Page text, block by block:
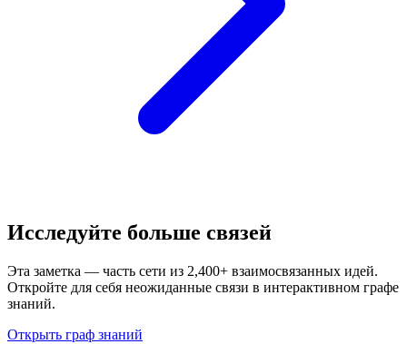
Исследуйте больше связей
Эта заметка — часть сети из 2,400+ взаимосвязанных идей.
Откройте для себя неожиданные связи в интерактивном графе
знаний.
Открыть граф знаний